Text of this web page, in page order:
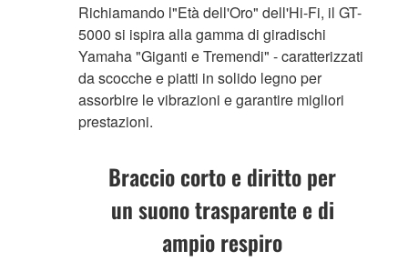
Richiamando l"Età dell'Oro" dell'Hi-Fi, il GT-
5000 si ispira alla gamma di giradischi
Yamaha "Giganti e Tremendi" - caratterizzati
da scocche e piatti in solido legno per
assorbire le vibrazioni e garantire migliori
prestazioni.
Braccio corto e diritto per
un suono trasparente e di
ampio respiro